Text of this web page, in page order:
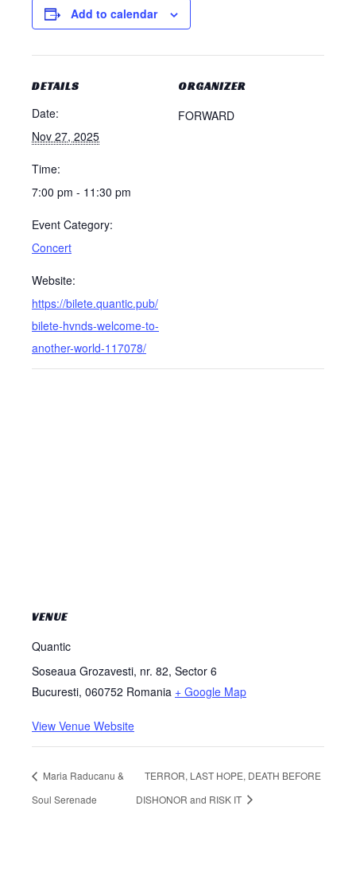
Add to calendar
DETAILS
Date:
Nov 27, 2025
Time:
7:00 pm - 11:30 pm
Event Category:
Concert
Website:
https://bilete.quantic.pub/
bilete-hvnds-welcome-to-
another-world-117078/
ORGANIZER
FORWARD
VENUE
Quantic
Soseaua Grozavesti, nr. 82, Sector 6
Bucuresti, 060752 Romania + Google Map
View Venue Website
Maria Raducanu &
Soul Serenade
TERROR, LAST HOPE, DEATH BEFORE
DISHONOR and RISK IT